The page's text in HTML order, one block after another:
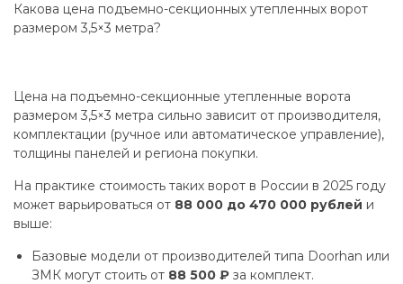
Какова цена подъемно-секционных утепленных ворот
размером 3,5×3 метра?
Цена на подъемно-секционные утепленные ворота
размером 3,5×3 метра сильно зависит от производителя,
комплектации (ручное или автоматическое управление),
толщины панелей и региона покупки.
На практике стоимость таких ворот в России в 2025 году
может варьироваться от 88 000 до 470 000 рублей и
выше:
Базовые модели от производителей типа Doorhan или
ЗМК могут стоить от 88 500 ₽ за комплект.